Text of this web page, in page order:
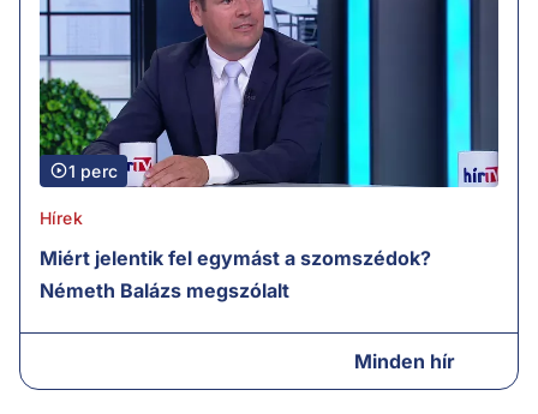
1 perc
Hírek
Miért jelentik fel egymást a szomszédok?
Németh Balázs megszólalt
Minden hír